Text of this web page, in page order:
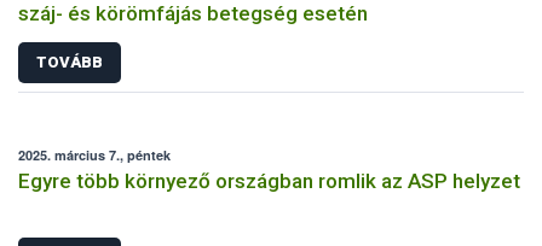
száj- és körömfájás betegség esetén
TOVÁBB
2025. március 7., péntek
Egyre több környező országban romlik az ASP helyzet